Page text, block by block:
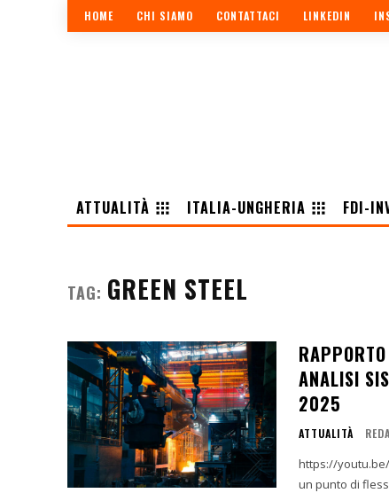
HOME CHI SIAMO CONTATTACI LINKEDIN
ATTUALITÀ
ITALIA-UNGHERIA FDI-
TAG: GREEN STEEL
ANALISI
2025
ATTUALITÀ
https://youtu.be/8BVJvR3qW58 La giornata
un punto di